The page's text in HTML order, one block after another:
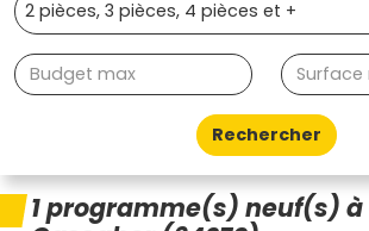
Rechercher
1 programme(s) neuf(s)